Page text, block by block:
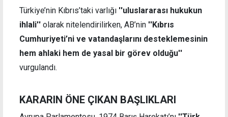
Türkiye’nin Kıbrıs’taki varlığı ''uluslararası hukukun
ihlali'' olarak nitelendirilirken, AB’nin ''Kıbrıs
Cumhuriyeti’ni ve vatandaşlarını desteklemesinin
hem ahlaki hem de yasal bir görev olduğu''
vurgulandı.
KARARIN ÖNE ÇIKAN BAŞLIKLARI